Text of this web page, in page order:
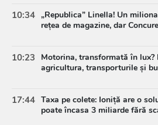
10:34 „Republica” Linella! Un
rețea de magazine, dar
10:23
Motorina, transformată în lux?
agricultura, transporturile și
17:44 Taxa pe colete: Ioniță are o
poate încasa 3 miliarde fără